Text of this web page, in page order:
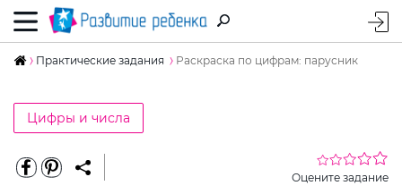
Практические задания Раскраска по цифрам: парусник
Цифры и числа
Оцените задание